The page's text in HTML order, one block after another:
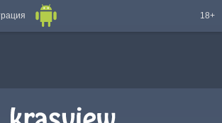
18+